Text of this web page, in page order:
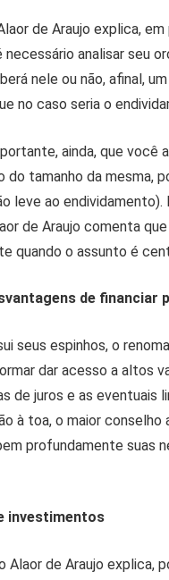
de Araujo explica,
analisar seu
nele ou não, afinal,
no caso seria o
ainda, que você
do tamanho da mesma,
leve ao
de Araujo comenta
quando o assunto é
de financiar
seus espinhos, o
dar acesso a altos
de juros e as
à toa, o maior
profundamente suas
investimentos
Alaor de Araujo explica,